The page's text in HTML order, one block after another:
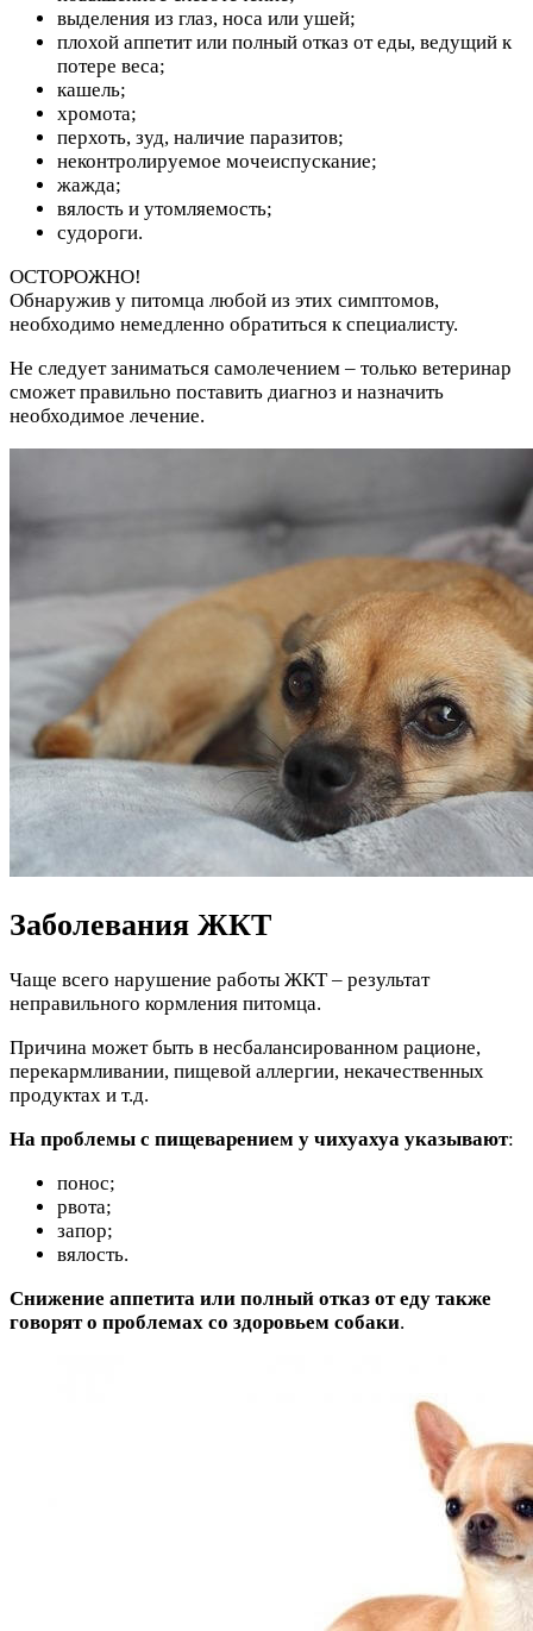
выделения из глаз, носа или ушей;
плохой аппетит или полный отказ от еды, ведущий к
потере веса;
кашель;
хромота;
перхоть, зуд, наличие паразитов;
неконтролируемое мочеиспускание;
жажда;
вялость и утомляемость;
судороги.
ОСТОРОЖНО!
Обнаружив у питомца любой из этих симптомов,
необходимо немедленно обратиться к специалисту.
Не следует заниматься самолечением – только ветеринар
сможет правильно поставить диагноз и назначить
необходимое лечение.
Заболевания ЖКТ
Чаще всего нарушение работы ЖКТ – результат
неправильного кормления питомца.
Причина может быть в несбалансированном рационе,
перекармливании, пищевой аллергии, некачественных
продуктах и т.д.
На проблемы с пищеварением у чихуахуа указывают:
понос;
рвота;
запор;
вялость.
Снижение аппетита или полный отказ от еду также
говорят о проблемах со здоровьем собаки.